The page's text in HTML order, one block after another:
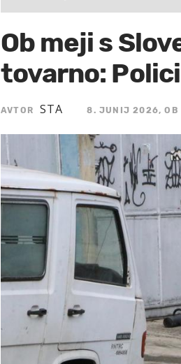
Ob meji s
tovarno:
AVTOR STA 8. JUNIJ 2026, OB